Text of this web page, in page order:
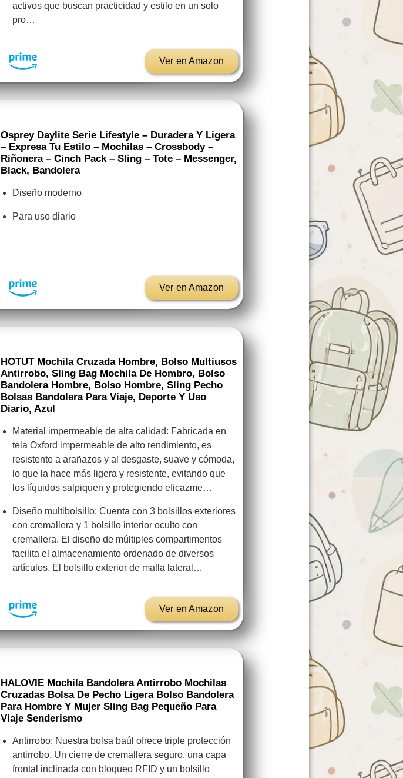
activos que buscan practicidad y estilo en un solo
pro…
Ver en Amazon
Osprey Daylite Serie Lifestyle – Duradera Y Ligera
– Expresa Tu Estilo – Mochilas – Crossbody –
Riñonera – Cinch Pack – Sling – Tote – Messenger,
Black, Bandolera
Diseño moderno
Para uso diario
Ver en Amazon
HOTUT Mochila Cruzada Hombre, Bolso Multiusos
Antirrobo, Sling Bag Mochila De Hombro, Bolso
Bandolera Hombre, Bolso Hombre, Sling Pecho
Bolsas Bandolera Para Viaje, Deporte Y Uso
Diario, Azul
Material impermeable de alta calidad: Fabricada en
tela Oxford impermeable de alto rendimiento, es
resistente a arañazos y al desgaste, suave y cómoda,
lo que la hace más ligera y resistente, evitando que
los líquidos salpiquen y protegiendo eficazme…
Diseño multibolsillo: Cuenta con 3 bolsillos exteriores
con cremallera y 1 bolsillo interior oculto con
cremallera. El diseño de múltiples compartimentos
facilita el almacenamiento ordenado de diversos
artículos. El bolsillo exterior de malla lateral…
Ver en Amazon
HALOVIE Mochila Bandolera Antirrobo Mochilas
Cruzadas Bolsa De Pecho Ligera Bolso Bandolera
Para Hombre Y Mujer Sling Bag Pequeño Para
Viaje Senderismo
Antirrobo: Nuestra bolsa baúl ofrece triple protección
antirrobo. Un cierre de cremallera seguro, una capa
frontal inclinada con bloqueo RFID y un bolsillo